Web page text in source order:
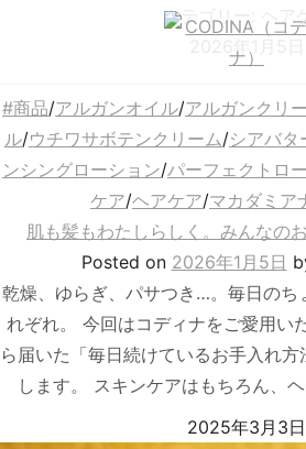
カテゴリー:
ヘア
2026年1月5日
#商品/アルガンオイル/アルガンクリ
ル/ウチワサボテンクリーム/シアバタ
ンシングローション/パーフェクトロ
ケア/ヘアケア/マカダミア
肌も髪もわたしらしく。みんなの
Posted on 2026年1月5日
乾燥、ゆらぎ、パサつき…。毎日のち
れぞれ。 今回はコディナをご愛用い
ら届いた「毎日続けているお手入れ
します。 スキンケアはもちろん、
2025年3月3日